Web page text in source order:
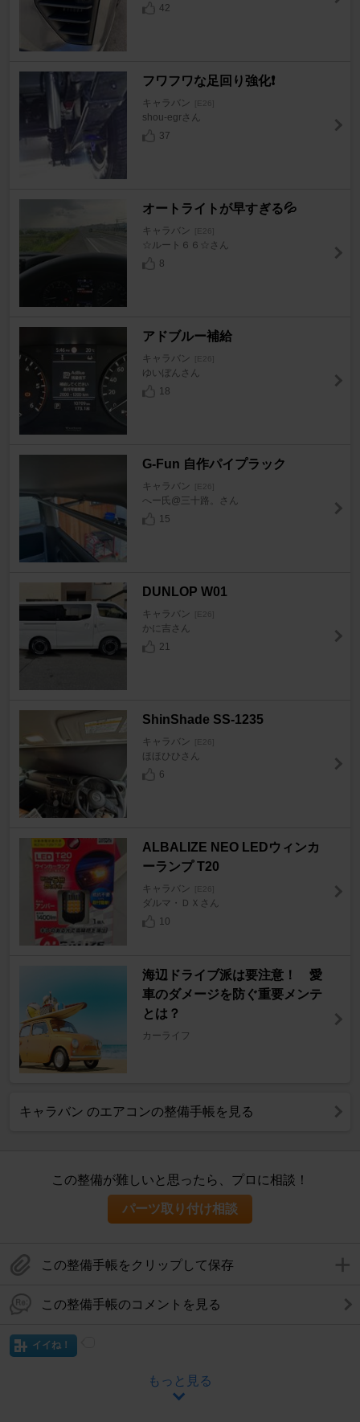
42
フワフワな足回り強化❗
キャラバン [E26]
shou-egrさん
37
オートライトが早すぎる💦
キャラバン [E26]
☆ルート６６☆さん
8
アドブルー補給
キャラバン [E26]
ゆいぼんさん
18
G-Fun 自作パイプラック
キャラバン [E26]
へー氏@三十路。さん
15
DUNLOP W01
キャラバン [E26]
かに吉さん
21
ShinShade SS-1235
キャラバン [E26]
ほほひひさん
6
ALBALIZE NEO LEDウィンカ
ーランプ T20
キャラバン [E26]
ダルマ・ＤＸさん
10
海辺ドライブ派は要注意！ 愛
車のダメージを防ぐ重要メンテ
とは？
カーライフ
キャラバン のエアコンの整備手帳を見る
この整備が難しいと思ったら、プロに相談！
パーツ取り付け相談
この整備手帳をクリップして保存
この整備手帳のコメントを見る
イイね！
もっと見る